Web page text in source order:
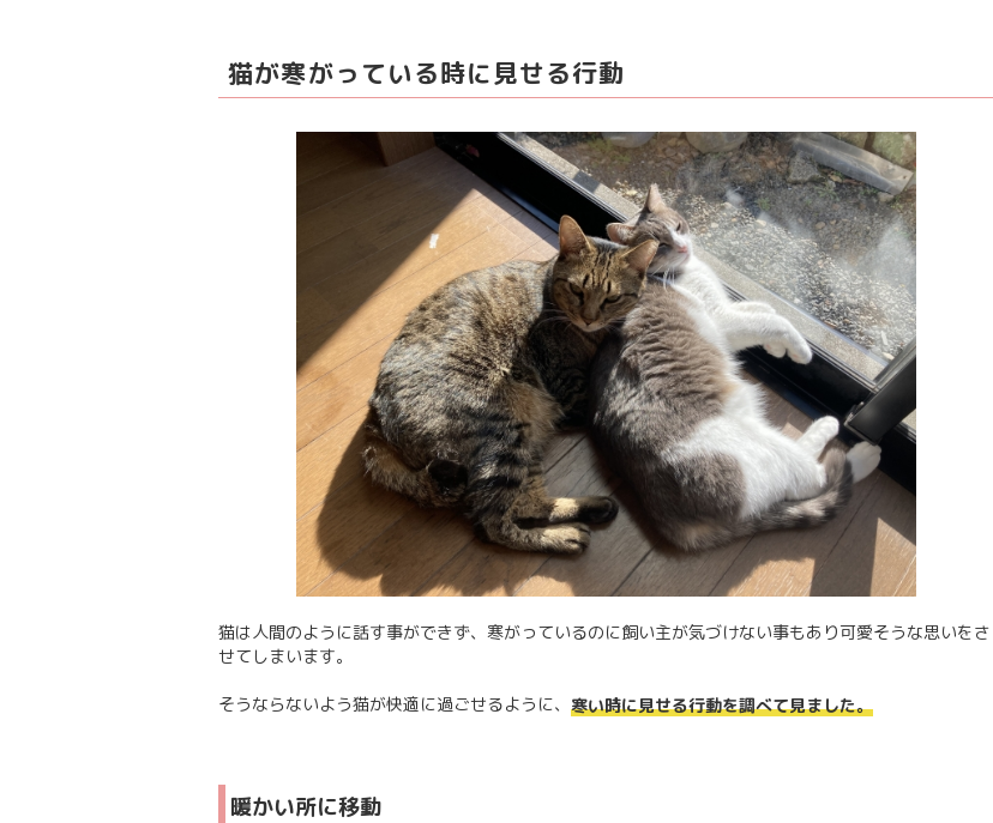
猫が寒がっている時に見せる行動
猫は人間のように話す事ができず、寒がっているのに飼い主が気づけない事もあり可愛そうな思いをさ
せてしまいます。
そうならないよう猫が快適に過ごせるように、 寒い時に見せる行動を調べて見ました。
暖かい所に移動